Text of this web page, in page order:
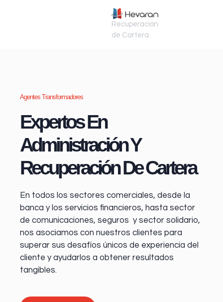
Recuperación
de Cartera
Agentes Transformadores
Expertos En
Administración Y
Recuperación De Cartera
En todos los sectores comerciales, desde la
banca y los servicios financieros, hasta sector
de comunicaciones, seguros y sector solidario,
nos asociamos con nuestros clientes para
superar sus desafíos únicos de experiencia del
cliente y ayudarlos a obtener resultados
tangibles.